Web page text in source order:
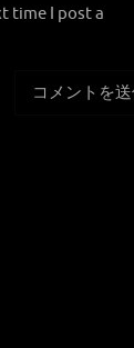
time I post a